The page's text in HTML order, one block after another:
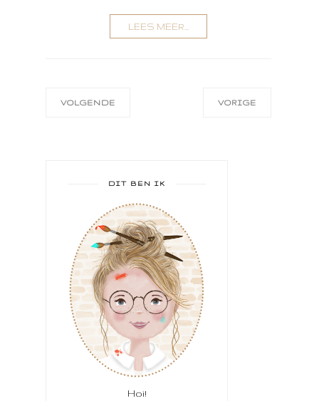
LEES MEER...
VOLGENDE VORIGE
DIT BEN IK
Hoi!